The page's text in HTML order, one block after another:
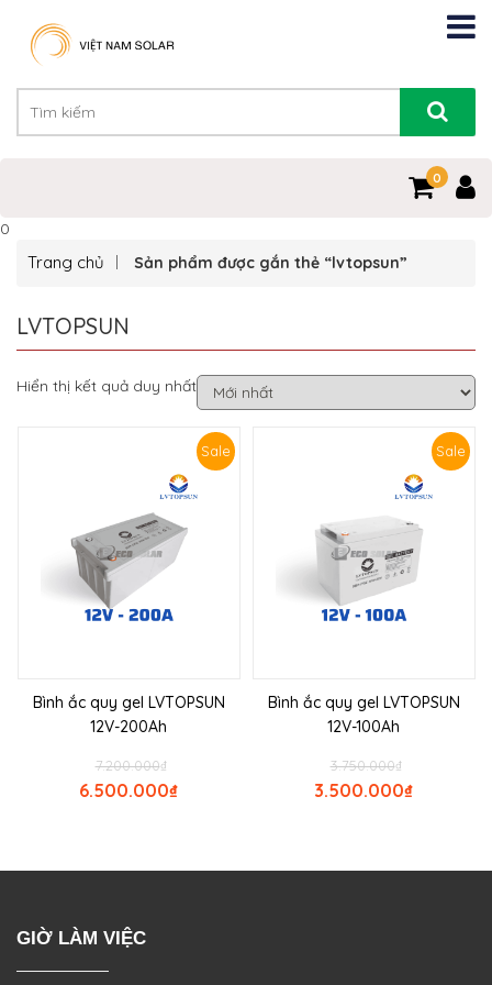
0
0
Trang chủ Sản phẩm được gắn thẻ “lvtopsun”
LVTOPSUN
Hiển thị kết quả duy nhất
Sale
Bình ắc quy gel LVTOPSUN
12V-200Ah
₫
7.200.000
₫
6.500.000
Sale
Bình ắc quy gel LVTOPSUN
12V-100Ah
₫
3.750.000
₫
3.500.000
GIỜ LÀM VIỆC